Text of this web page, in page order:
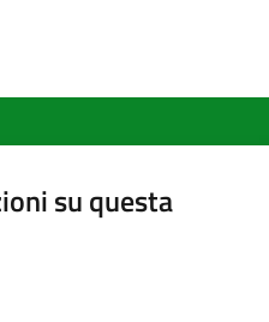
su questa